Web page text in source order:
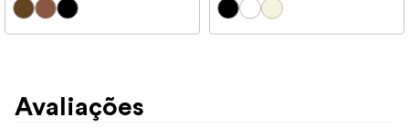
Avaliações